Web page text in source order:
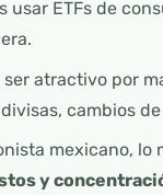
usar ETFs de
ser atractivo por
cambios
mexicano, lo
y